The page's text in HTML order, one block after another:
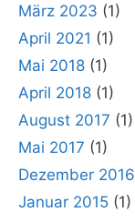
März 2023 (1)
April 2021 (1)
Mai 2018 (1)
April 2018 (1)
August 2017 (1)
Mai 2017 (1)
Dezember 2016
Januar 2015 (1)